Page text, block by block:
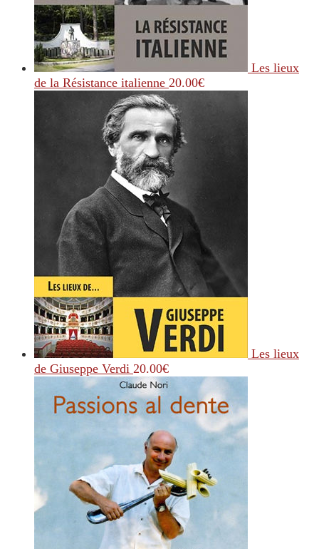
Les lieux
de la Résistance italienne 20.00€
Les lieux
de Giuseppe Verdi 20.00€